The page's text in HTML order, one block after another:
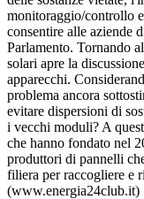
monitoraggio/controllo
consentire alle aziende
Parlamento. Tornando
solari apre la
apparecchi.
problema ancora
evitare dispersioni di
i vecchi moduli? A
che hanno fondato nel
produttori di pannelli
filiera per raccogliere e
(www.energia24club.it)